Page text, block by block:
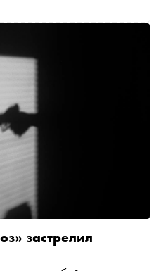
застрелил